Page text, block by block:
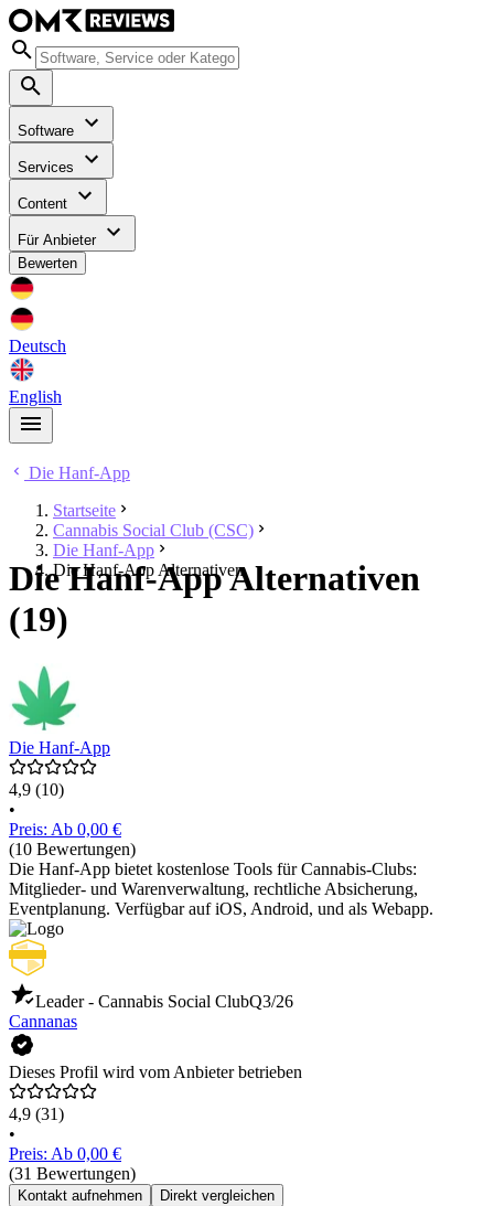
Software
Services
Content
Für Anbieter
Bewerten
Deutsch
English
Die Hanf-App
Startseite
Cannabis Social Club (CSC)
Die Hanf-App
Die Hanf-App Alternativen
Die Hanf-App Alternativen
(19)
Die Hanf-App
4,9 (10)
•
Preis: Ab 0,00 €
(10 Bewertungen)
Die Hanf-App bietet kostenlose Tools für Cannabis-Clubs:
Mitglieder- und Warenverwaltung, rechtliche Absicherung,
Eventplanung. Verfügbar auf iOS, Android, und als Webapp.
Leader - Cannabis Social ClubQ3/26
Cannanas
Dieses Profil wird vom Anbieter betrieben
4,9 (31)
•
Preis: Ab 0,00 €
(31 Bewertungen)
Kontakt aufnehmen Direkt vergleichen